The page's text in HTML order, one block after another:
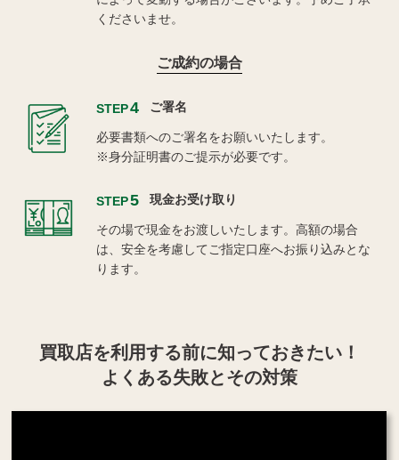
くださいませ。
ご成約の場合
STEP4 ご署名
必要書類へのご署名をお願いいたします。
※身分証明書のご提示が必要です。
STEP5 現金お受け取り
その場で現金をお渡しいたします。高額の場合
は、安全を考慮してご指定口座へお振り込みとな
ります。
買取店を利用する前に知っておきたい！
よくある失敗とその対策